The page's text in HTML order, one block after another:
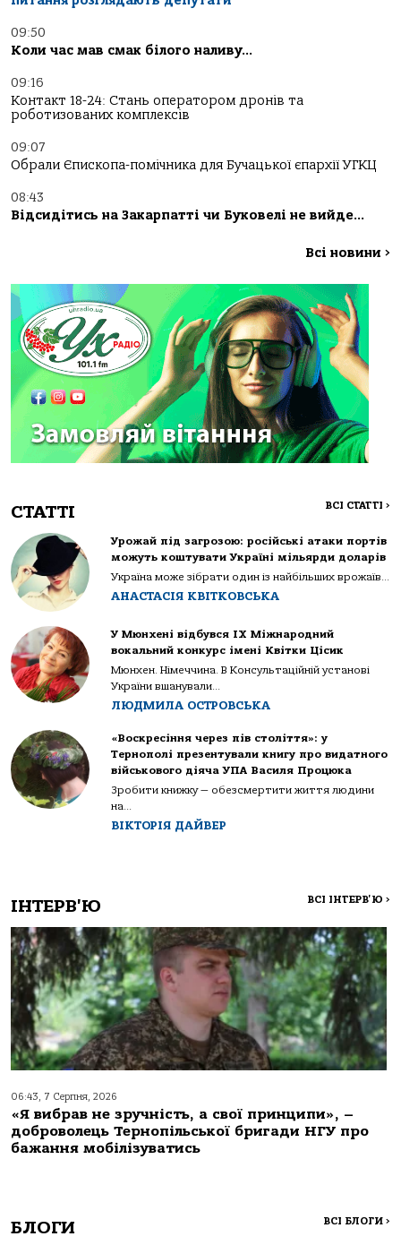
09:50
Коли час мав смак білого наливу…
09:16
Контакт 18-24: Стань оператором дронів та
роботизованих комплексів
09:07
Обрали Єпископа-помічника для Бучацької єпархії УГКЦ
08:43
Відсидітись на Закарпатті чи Буковелі не вийде…
Всі новини >
СТАТТІ ВСІ СТАТТІ >
Урожай під загрозою: російські атаки портів
можуть коштувати Україні мільярди доларів
Україна може зібрати один із найбільших врожаїв...
АНАСТАСІЯ КВІТКОВСЬКА
У Мюнхені відбувся IX Міжнародний
вокальний конкурс імені Квітки Цісик
Мюнхен. Німеччина. В Консультаційній установі
України вшанували...
ЛЮДМИЛА ОСТРОВСЬКА
«Воскресіння через пів століття»: у
Тернополі презентували книгу про видатного
військового діяча УПА Василя Процюка
Зробити книжку — обезсмертити життя людини
на...
ВІКТОРІЯ ДАЙВЕР
ІНТЕРВ'Ю ВСІ ІНТЕРВ'Ю >
06:43, 7 Серпня, 2026
«Я вибрав не зручність, а свої принципи», –
доброволець Тернопільської бригади НГУ про
бажання мобілізуватись
БЛОГИ ВСІ БЛОГИ >